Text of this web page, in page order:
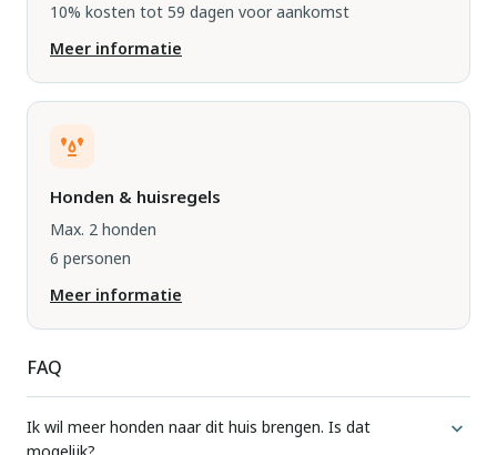
10% kosten tot 59 dagen voor aankomst
Meer informatie
Honden & huisregels
Max. 2 honden
6 personen
Meer informatie
FAQ
Ik wil meer honden naar dit huis brengen. Is dat